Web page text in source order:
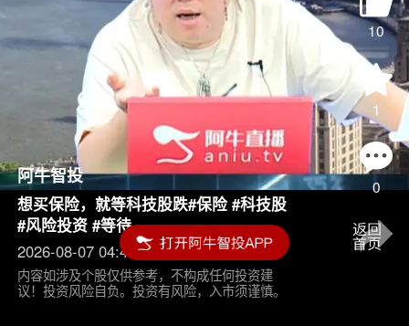
10
1
0
阿牛智投
想买保险，就等科技股跌#保险 #科技股
#风险投资 #等待
2026-08-07 04:45
内容如涉及个股仅供参考，不构成任何投资建
议！投资风险自负。投资有风险，入市须谨慎。